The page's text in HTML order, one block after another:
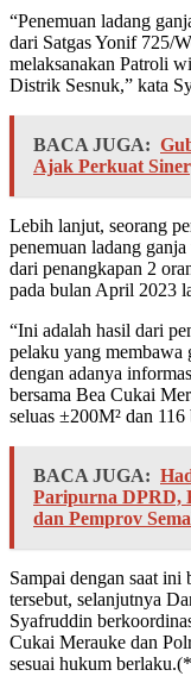
“Penemuan ladang
dari Satgas Yonif 725/
melaksanakan Patroli
Distrik Sesnuk,” kata
BACA JUGA:
Ajak Perkuat
Lebih lanjut, seorang
penemuan ladang
dari penangkapan 2
pada bulan April 2023
“Ini adalah hasil dari
pelaku yang membawa
dengan adanya
bersama Bea Cukai
seluas ±200M² dan
BACA JUGA:
Paripurna DPRD,
dan Pemprov
Sampai dengan saat
tersebut, selanjutnya
Syafruddin
Cukai Merauke dan
sesuai hukum